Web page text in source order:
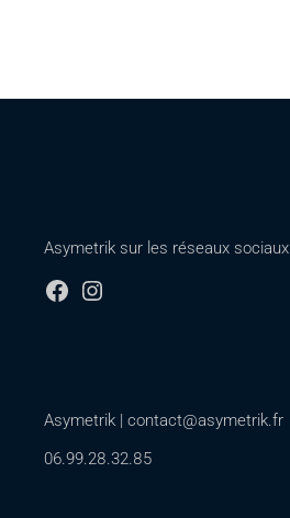
Asymetrik sur les réseaux sociaux
Asymetrik |contact@asymetrik.fr
06.99.28.32.85